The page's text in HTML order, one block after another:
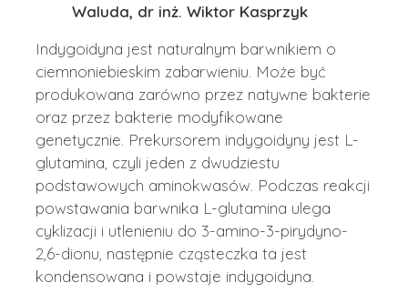
Waluda, dr inż. Wiktor Kasprzyk
Indygoidyna jest naturalnym barwnikiem o
ciemnoniebieskim zabarwieniu. Może być
produkowana zarówno przez natywne bakterie
oraz przez bakterie modyfikowane
genetycznie. Prekursorem indygoidyny jest L-
glutamina, czyli jeden z dwudziestu
podstawowych aminokwasów. Podczas reakcji
powstawania barwnika L-glutamina ulega
cyklizacji i utlenieniu do 3-amino-3-pirydyno-
2,6-dionu, następnie cząsteczka ta jest
kondensowana i powstaje indygoidyna.